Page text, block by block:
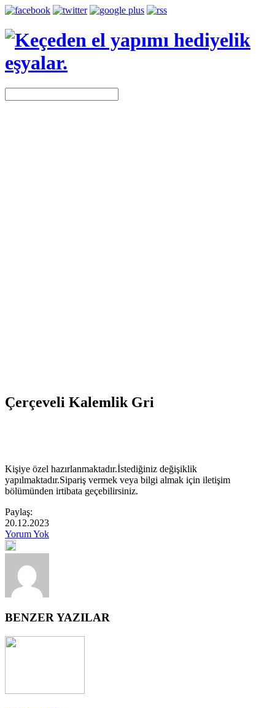
Çerçeveli Kalemlik Gri
Kişiye özel hazırlanmaktadır.İstediğiniz değişiklik
yapılmaktadır.Sipariş vermek veya bilgi almak için iletişim
bölümünden irtibata geçebilirsiniz.
Paylaş:
20.12.2023
Yorum Yok
BENZER YAZILAR